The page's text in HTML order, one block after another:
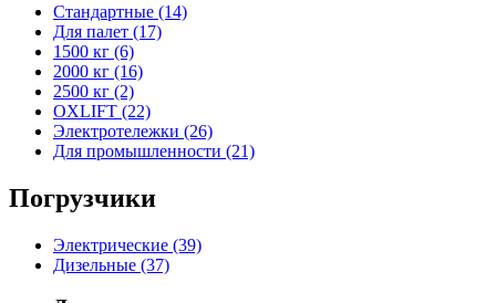
Стандартные (14)
Для палет (17)
1500 кг (6)
2000 кг (16)
2500 кг (2)
OXLIFT (22)
Электротележки (26)
Для промышленности (21)
Погрузчики
Электрические (39)
Дизельные (37)